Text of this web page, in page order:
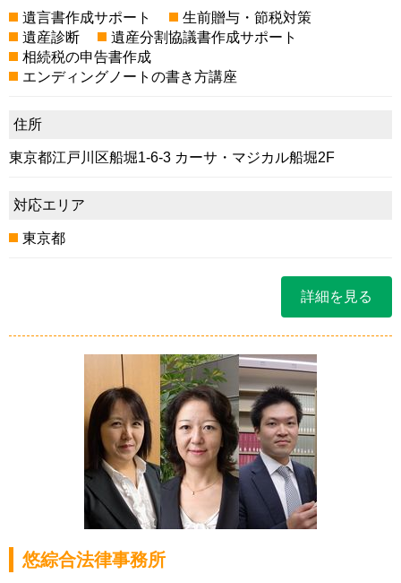
遺言書作成サポート
生前贈与・節税対策
遺産診断
遺産分割協議書作成サポート
相続税の申告書作成
エンディングノートの書き方講座
住所
東京都江戸川区船堀1-6-3 カーサ・マジカル船堀2F
対応エリア
東京都
詳細を見る
悠綜合法律事務所